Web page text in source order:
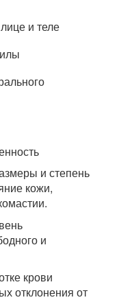
и теле
и степень
кожи,
и
крови
отклонения от